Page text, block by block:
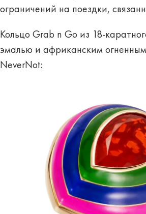
ограничений на поездки,
Кольцо Grab n Go из 18-
эмалью и африканским
NeverNot: